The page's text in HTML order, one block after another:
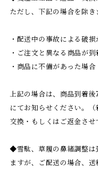
ただし、下記の場合を除き
・配送中の事故による破
・ご注文と異なる商品が
・商品に不備があった場合
上記の場合は、商品到着
にてお知らせください。（
交換・もしくはご返金させ
◆雪駄、草履の鼻緒調整は
ますが、ご配送の場合、送